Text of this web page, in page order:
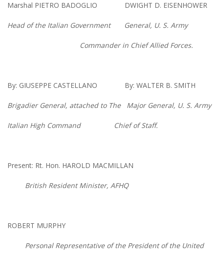
Marshal PIETRO BADOGLIO DWIGHT D. EISENHOWER
Head of the Italian Government General, U. S. Army
Commander in Chief Allied Forces.
By: GIUSEPPE CASTELLANO By: WALTER B. SMITH
Brigadier General, attached to The Major General, U. S. Army
Italian High Command Chief of Staff.
Present: Rt. Hon. HAROLD MACMILLAN
British Resident Minister, AFHQ
ROBERT MURPHY
Personal Representative of the President of the United